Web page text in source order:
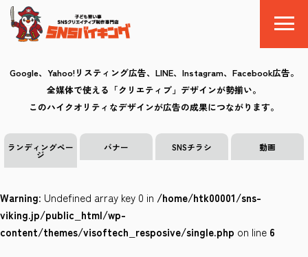
SNSバイキングとは
料金
制作の流れ
クリエイティブ
Google、Yahoo!リスティング広告、LINE、Instagram、Facebook広告。
全媒体で使える「クリエティブ」デザインが勢揃い。
このハイクオリティなデザインが広告の成果につながります。
ランディングペー
ジ
バナー SNSチラシ 動画
Warning: Undefined array key 0 in /home/htk00001/sns-
viking.jp/public_html/wp-
content/themes/visoftech_resposive/single.php on line 6